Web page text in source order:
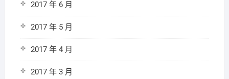
2017 年 6 月
2017 年 5 月
2017 年 4 月
2017 年 3 月